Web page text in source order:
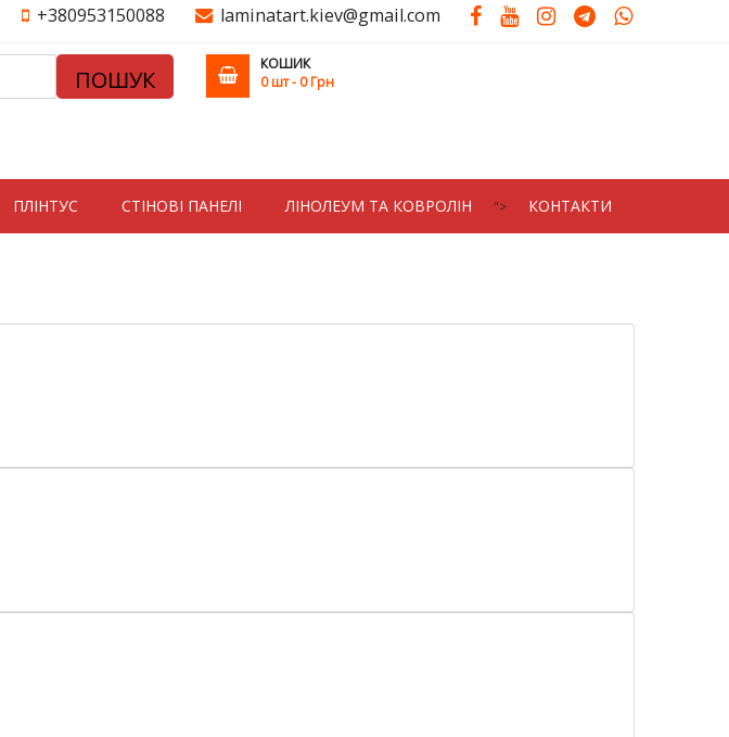
+380953150088 laminatart.kiev@gmail.com
ПОШУК
КОШИК
0шт- 0 Грн
ПЛІНТУС СТIНОВI ПАНЕЛI ЛIНОЛЕУМ ТА КОВРОЛIН "> КОНТАКТИ